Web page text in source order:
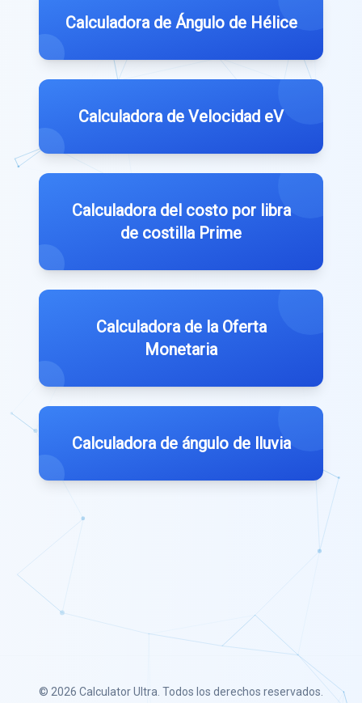
Calculadora de Ángulo de Hélice
Calculadora de Velocidad eV
Calculadora del costo por libra
de costilla Prime
Calculadora de la Oferta
Monetaria
Calculadora de ángulo de lluvia
© 2026 Calculator Ultra . Todos los derechos reservados.